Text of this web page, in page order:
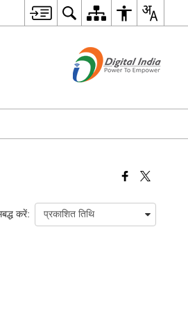
करें: